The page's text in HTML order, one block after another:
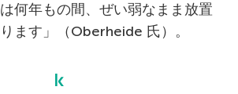
何年もの間、ぜい弱なまま放置
ます」（Oberheide 氏）。